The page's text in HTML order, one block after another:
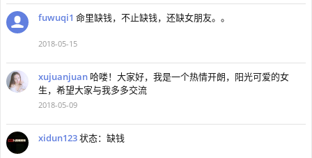
fuwuqi1 命里缺钱，不止缺钱，还缺女朋友。。
2018-05-15
xujuanjuan 哈喽！大家好，我是一个热情开朗，阳光可爱的女
生，希望大家与我多多交流
2018-05-09
xidun123状态：缺钱